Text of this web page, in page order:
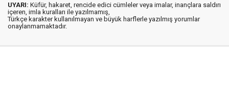
UYARI: Küfür, hakaret, rencide edici cümleler veya imalar, inançlara saldırı
içeren, imla kuralları ile yazılmamış,
Türkçe karakter kullanılmayan ve büyük harflerle yazılmış yorumlar
onaylanmamaktadır.